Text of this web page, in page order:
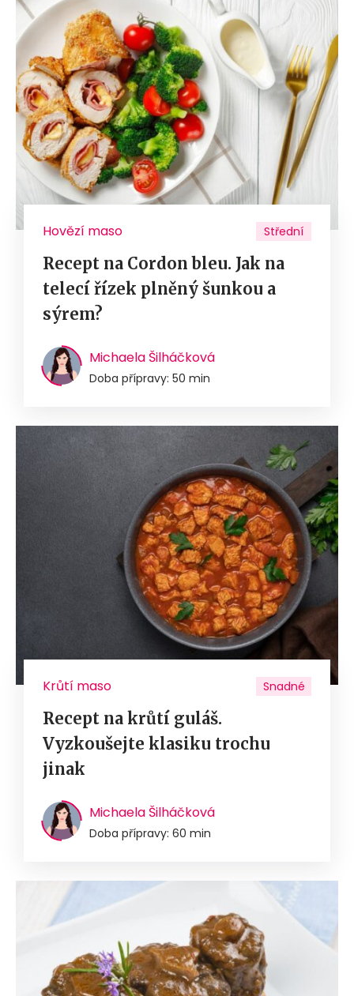
Hovězí maso Střední
Recept na Cordon bleu. Jak na
telecí řízek plněný šunkou a
sýrem?
Michaela Šilháčková
Doba přípravy: 50 min
Krůtí maso Snadné
Recept na krůtí guláš.
Vyzkoušejte klasiku trochu
jinak
Michaela Šilháčková
Doba přípravy: 60 min